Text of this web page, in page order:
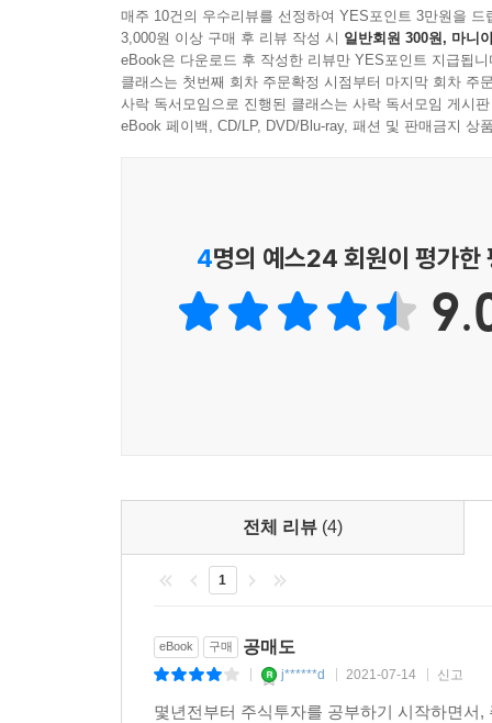
답은 얼라이드가 그 동안 버틸 수 있었던 건 역사
책 말미에 저는 우스꽝스러울 정도로 불쾌한 논
얼라이드의 대차대조표와 주가의 붕괴로, 이제 문
기부에 참여한 그린라이트의 전 직원을 대신해 추
(37. 그들이 원한다면, 난 또 X파일을 쓸 수 있다,
있는 회사였다. 아인혼은 2002년 한 자선 투자
분야의 확고한 명성을 가진 리더였다. 그러나
주장했다. 아인혼의 연설 다음날, 얼라이드의 주
얼라이드는 아인혼이 단지 공매도로 돈을 벌기
비난했다. 이에 대해 아인혼은 얼라이드의 회계
얼라이드 문제를 파헤치는 과정에서 아인혼은
능력이 없는 사람이 친척 명의로 대출을 받을
등의 부정이 행해졌다. 그러나 이를 감시·감독,
이끌어 오지 않았을 것이다. 얼라이드는 아인혼
아이디어를 제시한 자선 컴퍼런스에서 약속한
때문이다. 그리고 그동안 아인혼은 젊은 억만장
글로벌 금융위기를 불러온 리먼브라더스 사태
함으로써 다시 한 번 금융가의 주목을 받았다.
나쁜 기업과 악당들이 투자자와 국가 경제에 해
물어야 한다.
- 올림피아 J. 스노우(Olympia J. Snowe), 상원의원
매주 10건의 우수리뷰를 선정하여 YES포인트 3만원을 드
3,000원 이상 구매 후 리뷰 작성 시 일반회원 300원, 마니
eBook은 다운로드 후 작성한 리뷰만 YES포인트 지급됩니
클래스는 첫번째 회차 주문확정 시점부터 마지막 회차 주
사락 독서모임으로 진행된 클래스는 사락 독서모임 게시
eBook 페이백, CD/LP, DVD/Blu-ray, 패션 및 판매금지 상
4명의 예스24 회원이 평가한
전체 리뷰 (4)
1
eBook 구매 공매도
j******d 2021-07-14 신고
몇년전부터 주식투자를 공부하기 시작하면서